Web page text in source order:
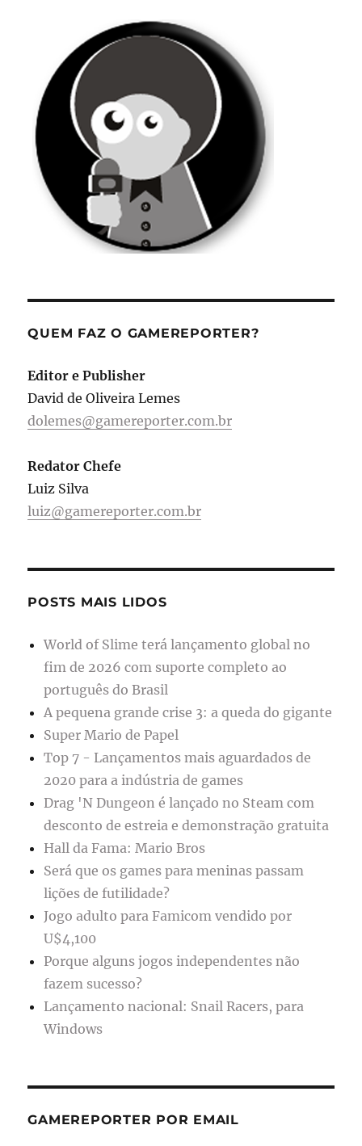
QUEM FAZ O GAMEREPORTER?
Editor e Publisher
David de Oliveira Lemes
dolemes@gamereporter.com.br
Redator Chefe
Luiz Silva
luiz@gamereporter.com.br
POSTS MAIS LIDOS
World of Slime terá lançamento global no
fim de 2026 com suporte completo ao
português do Brasil
A pequena grande crise 3: a queda do gigante
Super Mario de Papel
Top 7 - Lançamentos mais aguardados de
2020 para a indústria de games
Drag 'N Dungeon é lançado no Steam com
desconto de estreia e demonstração gratuita
Hall da Fama: Mario Bros
Será que os games para meninas passam
lições de futilidade?
Jogo adulto para Famicom vendido por
U$4,100
Porque alguns jogos independentes não
fazem sucesso?
Lançamento nacional: Snail Racers, para
Windows
GAMEREPORTER POR EMAIL